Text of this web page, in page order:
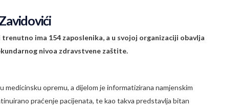
trenutno ima 154 zaposlenika, a u svojoj organizaciji obavlja
nivoa zdravstvene zaštite.
medicinsku opremu, a dijelom je informatizirana namjenskim
praćenje pacijenata, te kao takva predstavlja bitan